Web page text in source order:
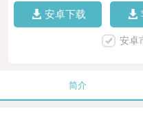
安卓下载
安卓
简介